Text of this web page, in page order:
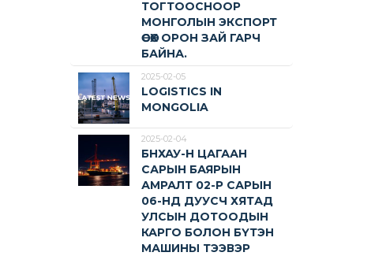
ТОГТООСНООР
МОНГОЛЫН ЭКСПОРТ
ӨСӨХ ОРОН ЗАЙ ГАРЧ
БАЙНА.
2025-02-05
LOGISTICS IN
MONGOLIA
2025-02-04
БНХАУ-Н ЦАГААН
САРЫН БАЯРЫН
АМРАЛТ 02-Р САРЫН
06-НД ДУУСЧ ХЯТАД
УЛСЫН ДОТООДЫН
КАРГО БОЛОН БҮТЭН
МАШИНЫ ТЭЭВЭР